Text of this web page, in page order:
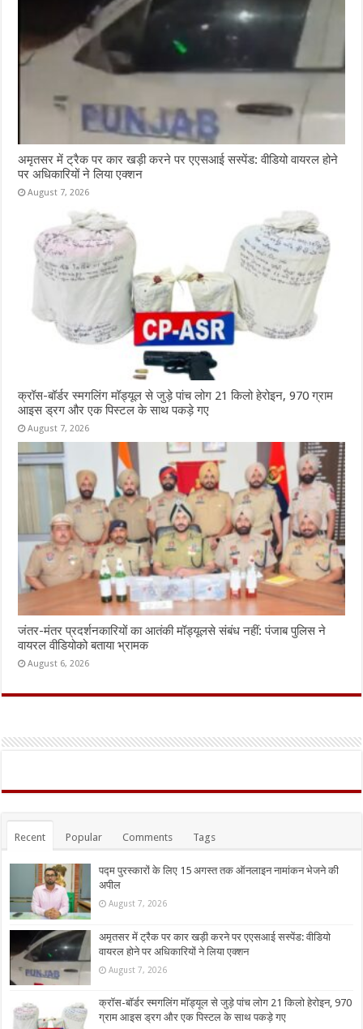
अमृतसर में ट्रैक पर कार खड़ी करने पर एएसआई सस्पेंड: वीडियो वायरल होने
पर अधिकारियों ने लिया एक्शन
August 7, 2026
क्रॉस-बॉर्डर स्मगलिंग मॉड्यूल से जुड़े पांच लोग 21 किलो हेरोइन, 970 ग्राम
आइस ड्रग और एक पिस्टल के साथ पकड़े गए
August 7, 2026
जंतर-मंतर प्रदर्शनकारियों का आतंकी मॉड्यूलसे संबंध नहीं: पंजाब पुलिस ने
वायरल वीडियोको बताया भ्रामक
August 6, 2026
Recent Popular Comments Tags
पद्म पुरस्कारों के लिए 15 अगस्त तक ऑनलाइन नामांकन भेजने की
अपील
August 7, 2026
अमृतसर में ट्रैक पर कार खड़ी करने पर एएसआई सस्पेंड: वीडियो
वायरल होने पर अधिकारियों ने लिया एक्शन
August 7, 2026
क्रॉस-बॉर्डर स्मगलिंग मॉड्यूल से जुड़े पांच लोग 21 किलो हेरोइन, 970
ग्राम आइस ड्रग और एक पिस्टल के साथ पकड़े गए